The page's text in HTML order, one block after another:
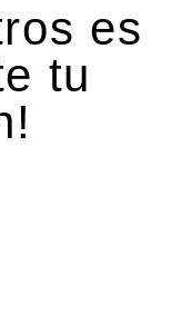
es
tu